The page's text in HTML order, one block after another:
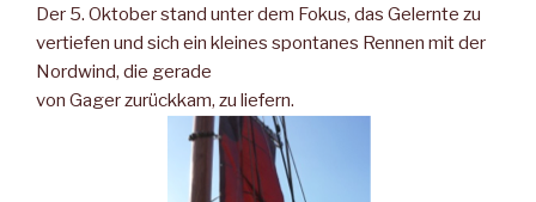
Der 5. Oktober stand unter dem Fokus, das Gelernte zu
vertiefen und sich ein kleines spontanes Rennen mit der
Nordwind, die gerade
von Gager zurückkam, zu liefern.